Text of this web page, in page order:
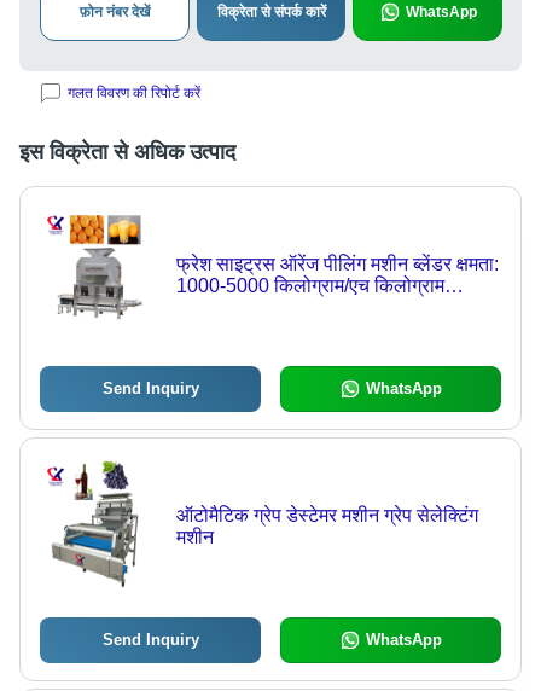
फ़ोन नंबर देखें विक्रेता से संपर्क कारें WhatsApp
गलत विवरण की रिपोर्ट करें
इस विक्रेता से अधिक उत्पाद
फ्रेश साइट्रस ऑरेंज पीलिंग मशीन ब्लेंडर क्षमता:
1000-5000 किलोग्राम/एच किलोग्राम
Send Inquiry WhatsApp
ऑटोमैटिक ग्रेप डेस्टेमर मशीन ग्रेप सेलेक्टिंग
मशीन
Send Inquiry WhatsApp